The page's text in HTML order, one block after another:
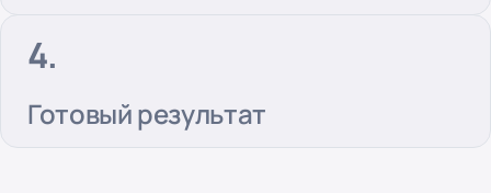
Готовый результат